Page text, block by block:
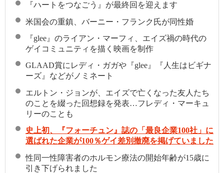
『ハートをつなごう』が最終回を迎えます
米国会の重鎮、バーニー・フランク氏が同性婚
『glee』のライアン・マーフィ、エイズ禍の時代の
ゲイコミュニティを描く映画を制作
GLAAD賞にレディ・ガガや『glee』『人生はビギナ
ーズ』などがノミネート
エルトン・ジョンが、エイズで亡くなった友人たち
のことを綴った回想録を発表…フレディ・マーキュ
リーのことも
史上初、『フォーチュン』誌の「最良企業100社」に
選ばれた企業が100％ゲイ差別撤廃を掲げていました
性同一性障害者のホルモン療法の開始年齢が15歳に
引き下げられました